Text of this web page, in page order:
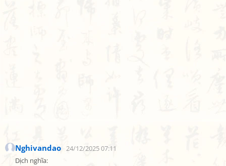
Nghivandao 24/12/2025 07:11
Dịch nghĩa: